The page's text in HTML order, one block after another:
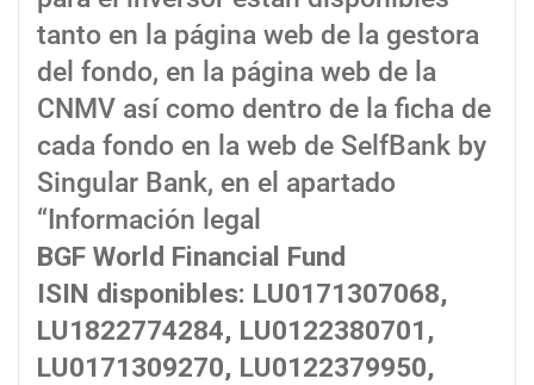
tanto en la página web de la gestora
del fondo, en la página web de la
CNMV así como dentro de la ficha de
cada fondo en la web de SelfBank by
Singular Bank, en el apartado
“Información legal
BGF World Financial Fund
ISIN disponibles: LU0171307068,
LU1822774284, LU0122380701,
LU0171309270, LU0122379950,